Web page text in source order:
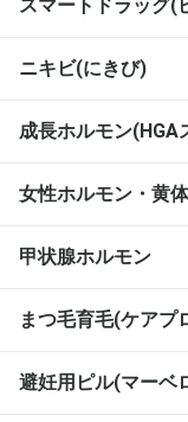
スマートドラッグ(
ニキビ(にきび)
成長ホルモン(HGA
女性ホルモン・黄
甲状腺ホルモン
まつ毛育毛(ケアプ
避妊用ピル(マーベ